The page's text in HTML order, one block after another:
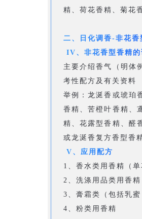
精、荷花香精、菊花
二、日化调香-非花
IV、非花香型香精的
主要介绍香气（明体
考性配方及有关资料
举例：龙涎香或琥珀
香精、苦橙叶香精、
精、花露型香精、醛
或龙涎香复方香型香
V、应用配方
1、香水类用香精（
2、洗涤用品类用香精
3、膏霜类（包括乳
4、粉类用香精